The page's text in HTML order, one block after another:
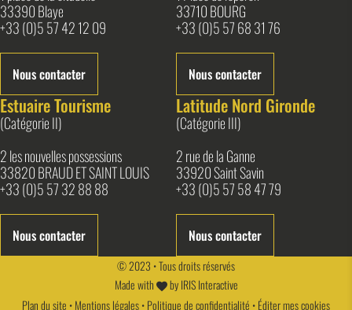
33390 Blaye
+33 (0)5 57 42 12 09
Nous contacter
33710 BOURG
+33 (0)5 57 68 31 76
Nous contacter
Estuaire Tourisme
(Catégorie II)
2 les nouvelles possessions
33820 BRAUD ET SAINT LOUIS
+33 (0)5 57 32 88 88
Nous contacter
Latitude Nord Gironde
(Catégorie III)
2 rue de la Ganne
33920 Saint Savin
+33 (0)5 57 58 47 79
Nous contacter
© 2023 • Tous droits réservés
Made with
byIRIS Interactive
Plan du site •Mentions légales•Politique de confidentialité •Éditer mes cookies